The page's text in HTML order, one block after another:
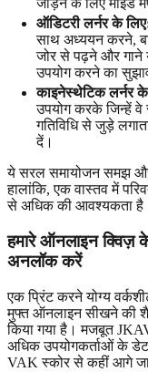
जोड़ने के लिए माइंड
ऑडिटरी लर्नर के
साथ अध्ययन करने,
जोर से पढ़ने और गाने
उपयोग करने का
काइनेस्थेटिक लर्नर
उपयोग करके जिन्हें वे
गतिविधि से जुड़े
दें।
ये सरल समायोजन समझ
हालांकि, एक वास्तव में
से अधिक की आवश्यकता
हमारे ऑनलाइन क्विज़
अनलॉक करें
एक प्रिंट करने योग्य
मुफ्त ऑनलाइन सीखने की
किया गया है। मजबूत
अधिक उपयोगकर्ताओं के
VAK स्कोर से कहीं आगे